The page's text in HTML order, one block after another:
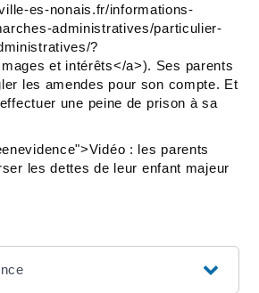
es-nonais.fr/informations-
administratives/particulier-
?
et intérêts</a>). Ses parents
les amendes pour son compte. Et
une peine de prison à sa
: les parents
les dettes de leur enfant majeur